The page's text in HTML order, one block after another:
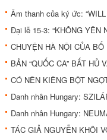
Âm thanh của ký ức: “WILL
Đại lễ 15-3: “KHÔNG YÊN
CHUYỆN HÀ NỘI CỦA BỐ
BẢN “QUỐC CA” BẤT HỦ
CÓ NÊN KIÊNG BỘT
Danh nhân Hungary:
Danh nhân Hungary:
TÁC GIẢ NGUYỄN KHÔI